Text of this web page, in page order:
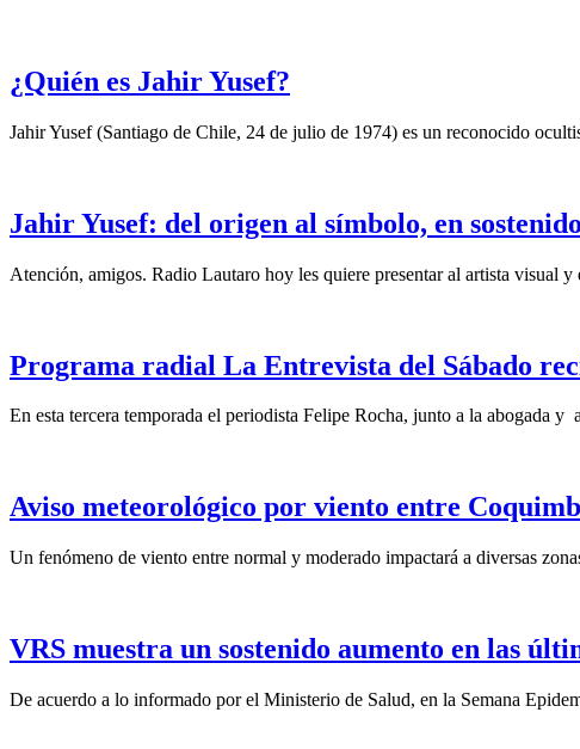
¿Quién es Jahir Yusef?
Jahir Yusef (Santiago de Chile, 24 de julio de 1974) es un reconocido
Jahir Yusef: del origen al símbolo, en
Atención, amigos. Radio Lautaro hoy les quiere presentar al artista visual
Programa radial La Entrevista del Sábado
En esta tercera temporada el periodista Felipe Rocha, junto a la abogada
Aviso meteorológico por viento entre
Un fenómeno de viento entre normal y moderado impactará a diversas
VRS muestra un sostenido aumento en las
De acuerdo a lo informado por el Ministerio de Salud, en la Semana